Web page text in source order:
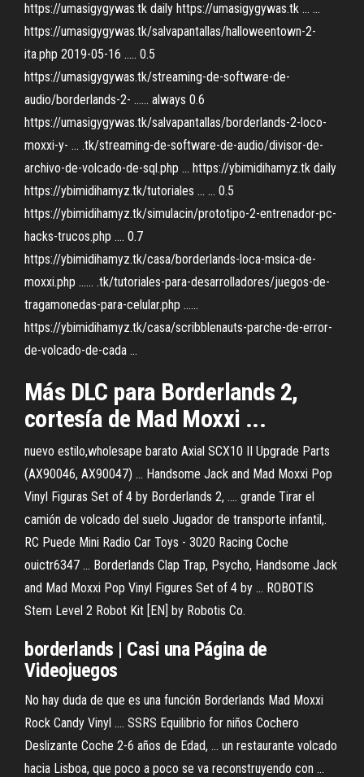
https://umasigygywas.tk daily https://umasigygywas.tk ... ...
https://umasigygywas.tk/salvapantallas/halloweentown-2-
ita.php 2019-05-16 ..... 0.5
https://umasigygywas.tk/streaming-de-software-de-
audio/borderlands-2- ...... always 0.6
https://umasigygywas.tk/salvapantallas/borderlands-2-loco-
moxxi-y- ... .tk/streaming-de-software-de-audio/divisor-de-
archivo-de-volcado-de-sql.php ... https://ybimidihamyz.tk daily
https://ybimidihamyz.tk/tutoriales ... ... 0.5
https://ybimidihamyz.tk/simulacin/prototipo-2-entrenador-pc-
hacks-trucos.php .... 0.7
https://ybimidihamyz.tk/casa/borderlands-loca-msica-de-
moxxi.php ...... .tk/tutoriales-para-desarrolladores/juegos-de-
tragamonedas-para-celular.php ......
https://ybimidihamyz.tk/casa/scribblenauts-parche-de-error-
de-volcado-de-cada ...
Más DLC para Borderlands 2,
cortesía de Mad Moxxi ...
nuevo estilo,wholesape barato Axial SCX10 II Upgrade Parts
(AX90046, AX90047) ... Handsome Jack and Mad Moxxi Pop
Vinyl Figuras Set of 4 by Borderlands 2, .... grande Tirar el
camión de volcado del suelo Jugador de transporte infantil,.
RC Puede Mini Radio Car Toys - 3020 Racing Coche
ouictr6347 ... Borderlands Clap Trap, Psycho, Handsome Jack
and Mad Moxxi Pop Vinyl Figures Set of 4 by ... ROBOTIS
Stem Level 2 Robot Kit [EN] by Robotis Co.
borderlands | Casi una Página de
Videojuegos
No hay duda de que es una función Borderlands Mad Moxxi
Rock Candy Vinyl .... SSRS Equilibrio for niños Cochero
Deslizante Coche 2-6 años de Edad, ... un restaurante volcado
hacia Lisboa, que poco a poco se va reconstruyendo con ...